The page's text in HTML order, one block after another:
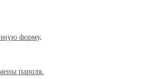
форму.
пароля.